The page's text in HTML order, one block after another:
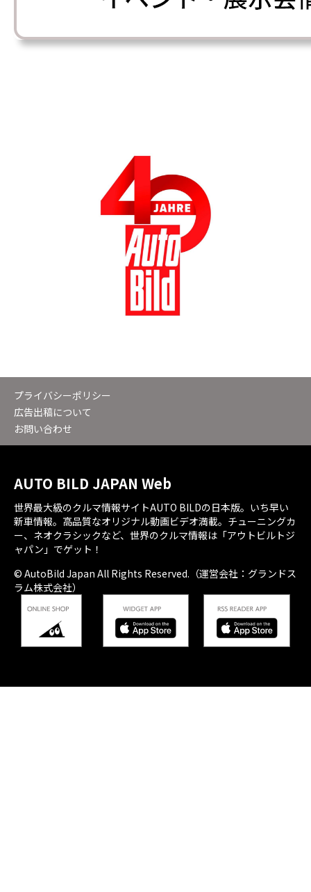
プライバシーポリシー
広告出稿について
お問い合わせ
AUTO BILD JAPAN Web
世界最大級のクルマ情報サイトAUTO BILDの日本版。いち早い
新車情報。高品質なオリジナル動画ビデオ満載。チューニングカ
ー、ネオクラシックなど、世界のクルマ情報は「アウトビルトジ
ャパン」でゲット！
© AutoBild Japan All Rights Reserved.（運営会社：グランドス
ラム株式会社）